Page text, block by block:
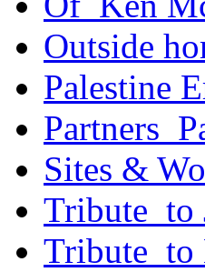
Outside
Palestine
Sites &
Tribute_to
Tribute_to